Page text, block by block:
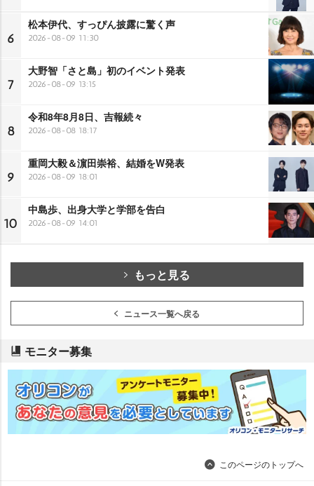
6
松本伊代、すっぴん披露に驚く声
2026-08-09 11:30
7
大野智「さと島」初のイベント発表
2026-08-09 13:15
8
令和8年8月8日、吉報続々
2026-08-08 18:17
9
重岡大毅＆濵田崇裕、結婚をW発表
2026-08-09 18:01
10
中島歩、出身大学と学部を告白
2026-08-09 14:01
もっと見る
ニュース一覧へ戻る
モニター募集
このページのトップへ